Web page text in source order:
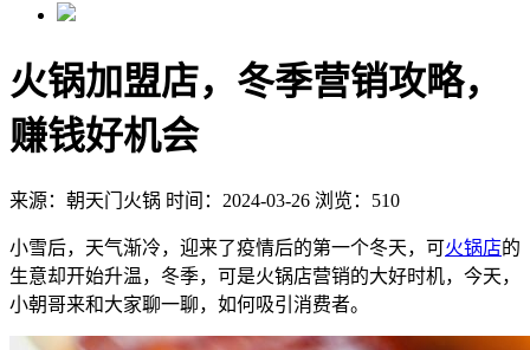
火锅加盟店，冬季营销攻略，
赚钱好机会
来源：朝天门火锅 时间：2024-03-26 浏览：510
小雪后，天气渐冷，迎来了疫情后的第一个冬天，可 火锅店的
生意却开始升温，冬季，可是火锅店营销的大好时机，今天，
小朝哥来和大家聊一聊，如何吸引消费者。